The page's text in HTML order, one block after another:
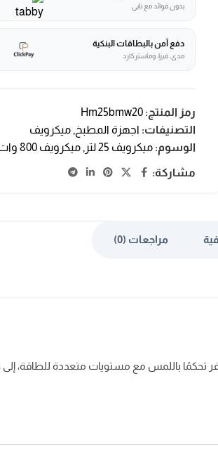
بدون فوائد مع تابي
دفع آمن بالبطاقات البنكية
مدى، فيزا، وماستركارد
رمز المنتج: Hm25bmw20
التصنيفات: اجهزة المطبخ , ميكرويف
الوسوم: ميكرويف 25 لتر , ميكرويف 800 وات - فضي
مشاركة:
مراجعات (0)
ويوفر تحكمًا باللمس مع مستويات متعددة للطاقة،